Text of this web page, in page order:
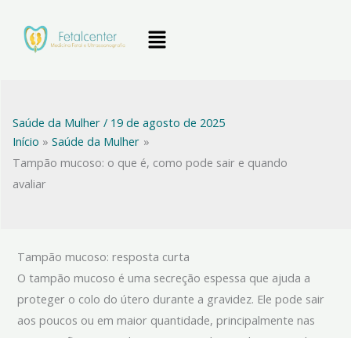
Menu
Saúde da Mulher/ 19 de agosto de 2025
Início
Saúde da Mulher
Tampão mucoso: o que é, como pode sair e quando
avaliar
Tampão mucoso: resposta curta
O tampão mucoso é uma secreção espessa que ajuda a
proteger o colo do útero durante a gravidez. Ele pode sair
aos poucos ou em maior quantidade, principalmente nas